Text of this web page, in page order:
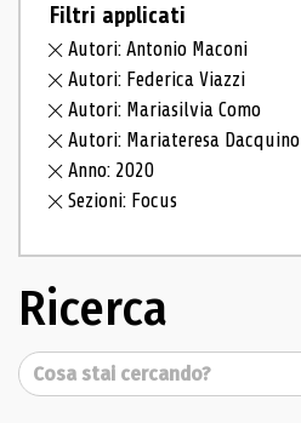
Filtri applicati
Autori: Antonio Maconi
Autori: Federica Viazzi
Autori: Mariasilvia Como
Autori: Mariateresa Dacquino
Anno: 2020
Sezioni: Focus
Ricerca
Cerca